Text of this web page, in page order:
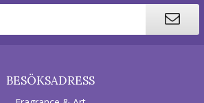
BESÖKSADRESS